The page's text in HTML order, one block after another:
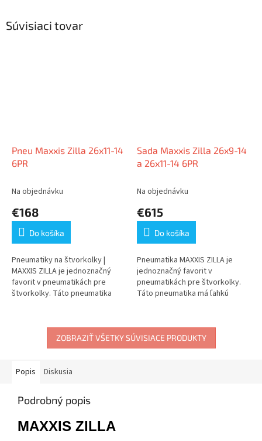
Súvisiaci tovar
Pneu Maxxis Zilla 26x11-14
6PR
Na objednávku
€168
Do košíka
Pneumatiky na štvorkolky |
MAXXIS ZILLA je jednoznačný
favorit v pneumatikách pre
štvorkolky. Táto pneumatika
Sada Maxxis Zilla 26x9-14
a 26x11-14 6PR
Na objednávku
€615
Do košíka
Pneumatika MAXXIS ZILLA je
jednoznačný favorit v
pneumatikách pre štvorkolky.
Táto pneumatika má ľahkú
ZOBRAZIŤ VŠETKY SÚVISIACE PRODUKTY
Popis Diskusia
Podrobný popis
MAXXIS ZILLA